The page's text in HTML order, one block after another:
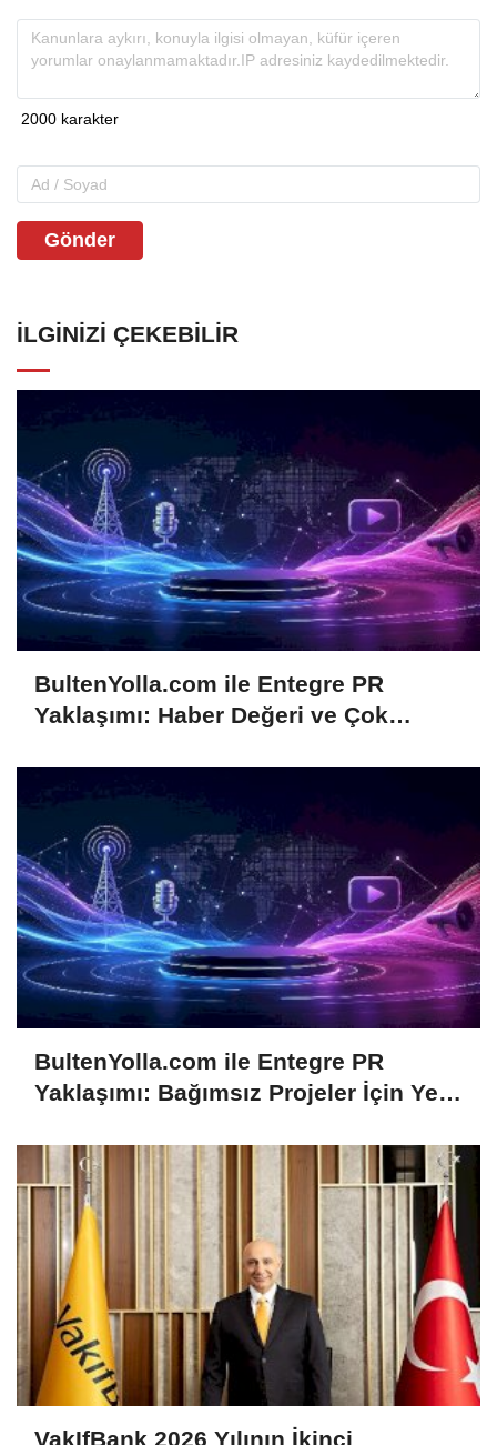
Gönder
İLGINIZI ÇEKEBILIR
BultenYolla.com ile Entegre PR
Yaklaşımı: Haber Değeri ve Çok
BultenYolla.com ile Entegre PR
Yaklaşımı: Bağımsız Projeler İçin Yeni
VakIfBank 2026 Yılının İkinci